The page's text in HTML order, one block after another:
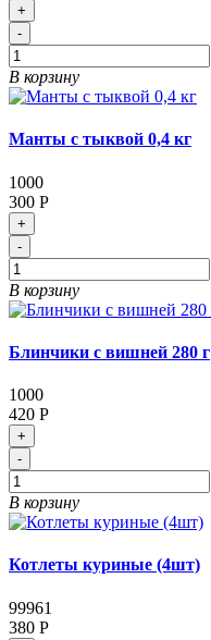
+
-
В корзину
Манты с тыквой 0,4 кг
1000
300 Р
+
-
В корзину
Блинчики с вишней 280 г
1000
420 Р
+
-
В корзину
Котлеты куриные (4шт)
99961
380 Р